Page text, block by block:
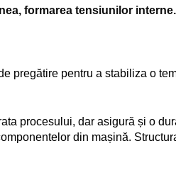
formarea tensiunilor interne.
pregătire pentru a stabiliza o
procesului, dar asigură și o
din mașină.